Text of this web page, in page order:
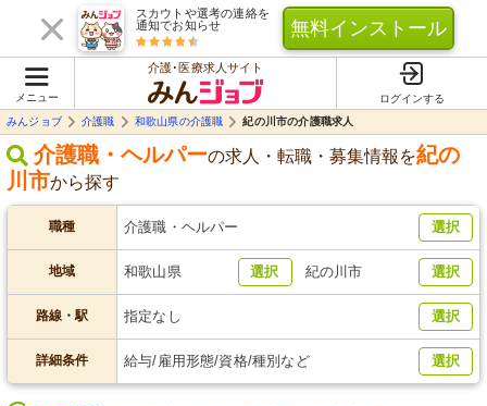
スカウトや選考の連絡を
通知でお知らせ
無料インストール
メニュー
介護･医療求人サイト
ログインする
みんジョブ
介護職 和歌山県の介護職 紀の川市の介護職求人
介護職・ヘルパーの求人・転職・募集情報を紀の
川市から探す
職種 介護職・ヘルパー 選択
地域 和歌山県 選択 紀の川市 選択
路線・駅 指定なし 選択
詳細条件 給与/雇用形態/資格/種別など 選択